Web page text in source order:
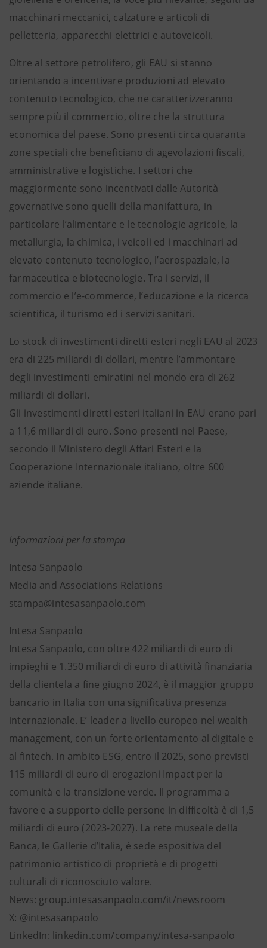
macchinari meccanici, calzature e articoli di
pelletteria, apparecchi elettrici e autoveicoli.
Oltre al settore petrolifero, gli EAU si stanno
orientando a incentivare produzioni ad elevato
contenuto tecnologico, che ne caratterizzeranno
sempre più il commercio, oltre che la struttura
economica del paese. Sono presenti circa quaranta
zone speciali che beneficiano di agevolazioni fiscali,
amministrative e logistiche. I settori che
maggiormente sono incentivati dalle Autorità
governative sono quelli della manifattura, in
particolare l’alimentare e le tecnologie agricole, la
metallurgia, la chimica, i veicoli ed i macchinari ad
elevato contenuto tecnologico, l’aerospaziale, la
farmaceutica e biotecnologie. Tra i servizi, il
commercio e l’e-commerce, l’educazione e la ricerca
scientifica, il turismo ed i servizi sanitari.
Lo stock di investimenti diretti esteri negli EAU al 2023
era di 225 miliardi di dollari, mentre l’ammontare
degli investimenti emiratini nel mondo era di 262
miliardi di dollari.
Gli investimenti diretti esteri italiani in EAU erano pari
a 11,6 miliardi di euro. Sono presenti nel Paese,
secondo il Ministero degli Affari Esteri e la
Cooperazione Internazionale italiano, oltre 600
aziende italiane.
Informazioni per la stampa
Intesa Sanpaolo
Media and Associations Relations
stampa@intesasanpaolo.com
Intesa Sanpaolo
Intesa Sanpaolo, con oltre 422 miliardi di euro di
impieghi e 1.350 miliardi di euro di attività finanziaria
della clientela a fine giugno 2024, è il maggior gruppo
bancario in Italia con una significativa presenza
internazionale. E’ leader a livello europeo nel wealth
management, con un forte orientamento al digitale e
al fintech. In ambito ESG, entro il 2025, sono previsti
115 miliardi di euro di erogazioni Impact per la
comunità e la transizione verde. Il programma a
favore e a supporto delle persone in difficoltà è di 1,5
miliardi di euro (2023-2027). La rete museale della
Banca, le Gallerie d’Italia, è sede espositiva del
patrimonio artistico di proprietà e di progetti
culturali di riconosciuto valore.
News: group.intesasanpaolo.com/it/newsroom
X: @intesasanpaolo
LinkedIn: linkedin.com/company/intesa-sanpaolo